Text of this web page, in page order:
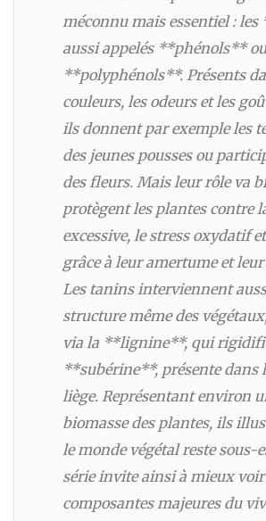
méconnu mais essentiel :
aussi appelés **phénols** ou
**polyphénols**. Présents
couleurs, les odeurs et les
ils donnent par exemple les
des jeunes pousses ou
des fleurs. Mais leur rôle va
protègent les plantes contre
excessive, le stress oxydatif
grâce à leur amertume et
Les tanins interviennent
structure même des
via la **lignine**, qui
**subérine**, présente dans
liège. Représentant environ
biomasse des plantes, ils
le monde végétal reste sous-
série invite ainsi à mieux
composantes majeures du